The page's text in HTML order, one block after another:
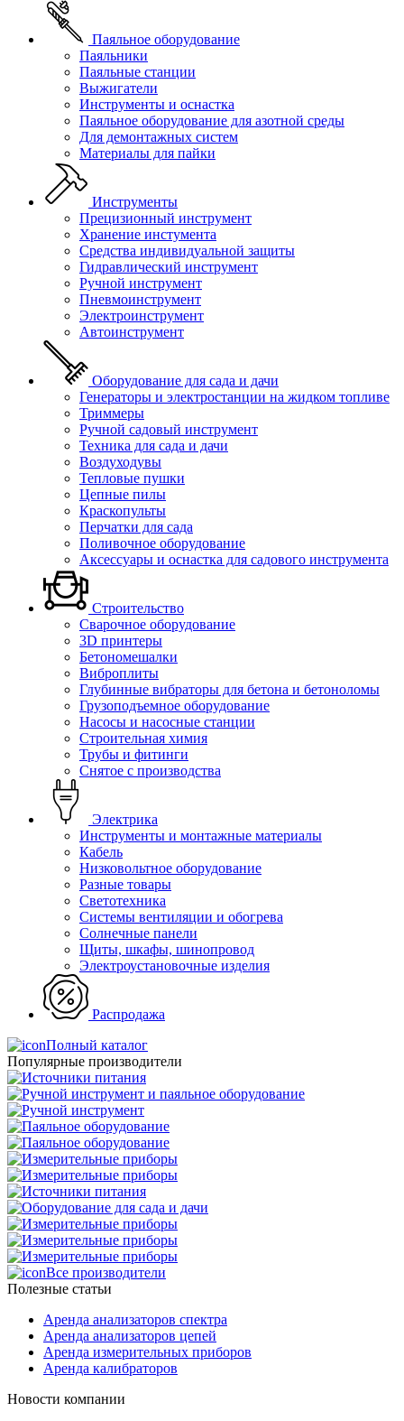
Паяльное оборудование
Паяльники
Паяльные станции
Выжигатели
Инструменты и оснастка
Паяльное оборудование для азотной среды
Для демонтажных систем
Материалы для пайки
Инструменты
Прецизионный инструмент
Хранение инстумента
Средства индивидуальной защиты
Гидравлический инструмент
Ручной инструмент
Пневмоинструмент
Электроинструмент
Автоинструмент
Оборудование для сада и дачи
Генераторы и электростанции на жидком топливе
Триммеры
Ручной садовый инструмент
Техника для сада и дачи
Воздуходувы
Тепловые пушки
Цепные пилы
Краскопульты
Перчатки для сада
Поливочное оборудование
Аксессуары и оснастка для садового инструмента
Строительство
Сварочное оборудование
3D принтеры
Бетономешалки
Виброплиты
Глубинные вибраторы для бетона и бетоноломы
Грузоподъемное оборудование
Насосы и насосные станции
Строительная химия
Трубы и фитинги
Снятое с производства
Электрика
Инструменты и монтажные материалы
Кабель
Низковольтное оборудование
Разные товары
Светотехника
Системы вентиляции и обогрева
Солнечные панели
Щиты, шкафы, шинопровод
Электроустановочные изделия
Распродажа
Полный каталог
Популярные производители
Все производители
Полезные статьи
Аренда анализаторов спектра
Аренда анализаторов цепей
Аренда измерительных приборов
Аренда калибраторов
Новости компании